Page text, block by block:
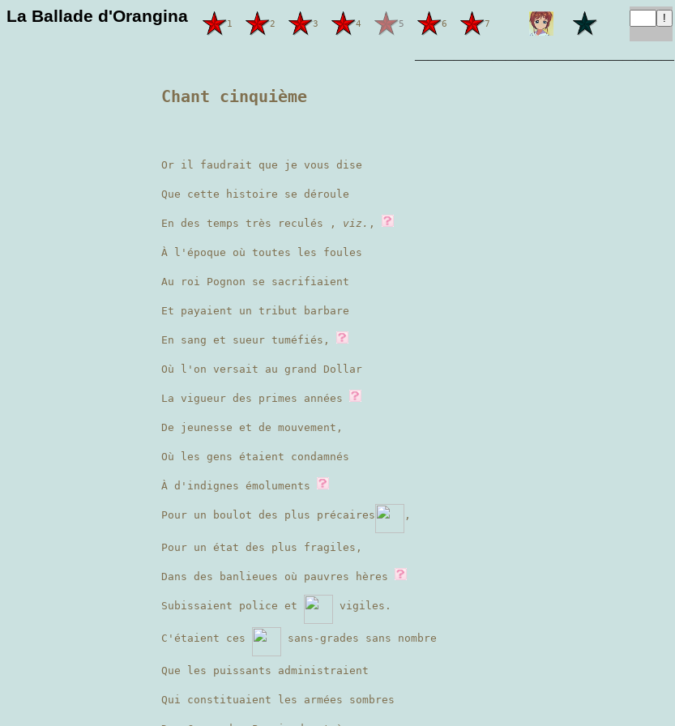
La Ballade d'Orangina 1 2 3 4 5 6 7
————————————————————
Chant cinquième
Or il faudrait que je vous dise
Que cette histoire se déroule
En des temps très reculés , viz. ,
À l'époque où toutes les foules
Au roi Pognon se sacrifiaient
Et payaient un tribut barbare
En sang et sueur tuméfiés,
Où l'on versait au grand Dollar
La vigueur des primes années
De jeunesse et de mouvement,
Où les gens étaient condamnés
À d'indignes émoluments
Pour un boulot des plus précaires ,
Pour un état des plus fragiles,
Dans des banlieues où pauvres hères
Subissaient police et vigiles.
C'étaient ces sans-grades sans nombre
Que les puissants administraient
Qui constituaient les armées sombres